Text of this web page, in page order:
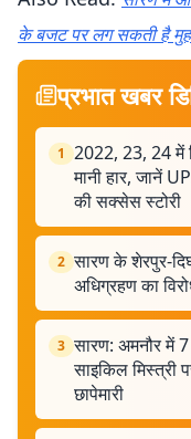
के बजट पर लग सकती है
प्रभात खबर
1 2022, 23, 24 में
मानी हार, जानें
की सक्सेस स्टोरी
2 सारण के शेरपुर-
अधिग्रहण का
3 सारण: अमनौर में
साइकिल मिस्त्री
छापेमारी